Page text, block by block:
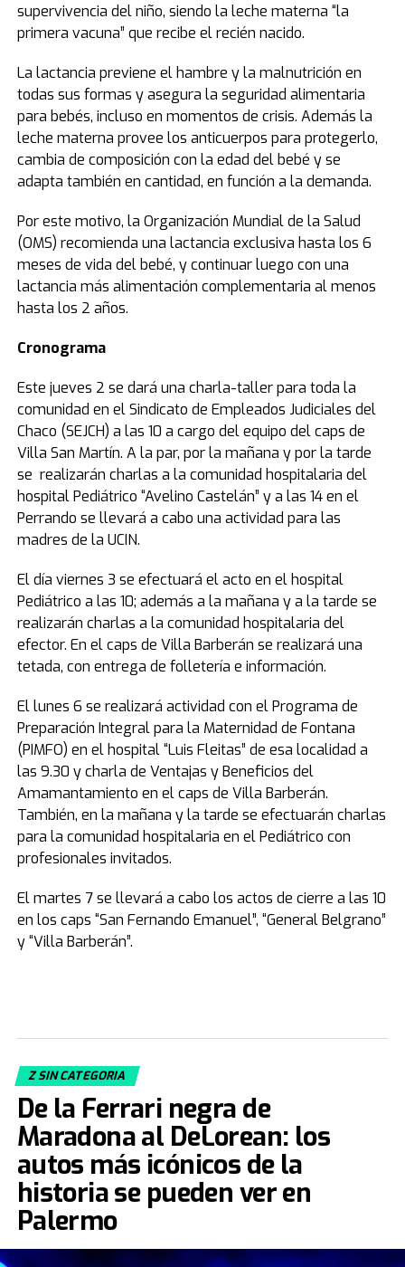
supervivencia del niño, siendo la leche materna “la
primera vacuna” que recibe el recién nacido.
La lactancia previene el hambre y la malnutrición en
todas sus formas y asegura la seguridad alimentaria
para bebés, incluso en momentos de crisis. Además la
leche materna provee los anticuerpos para protegerlo,
cambia de composición con la edad del bebé y se
adapta también en cantidad, en función a la demanda.
Por este motivo, la Organización Mundial de la Salud
(OMS) recomienda una lactancia exclusiva hasta los 6
meses de vida del bebé, y continuar luego con una
lactancia más alimentación complementaria al menos
hasta los 2 años.
Cronograma
Este jueves 2 se dará una charla-taller para toda la
comunidad en el Sindicato de Empleados Judiciales del
Chaco (SEJCH) a las 10 a cargo del equipo del caps de
Villa San Martín. A la par, por la mañana y por la tarde
se realizarán charlas a la comunidad hospitalaria del
hospital Pediátrico “Avelino Castelán” y a las 14 en el
Perrando se llevará a cabo una actividad para las
madres de la UCIN.
El día viernes 3 se efectuará el acto en el hospital
Pediátrico a las 10; además a la mañana y a la tarde se
realizarán charlas a la comunidad hospitalaria del
efector. En el caps de Villa Barberán se realizará una
tetada, con entrega de folletería e información.
El lunes 6 se realizará actividad con el Programa de
Preparación Integral para la Maternidad de Fontana
(PIMFO) en el hospital “Luis Fleitas” de esa localidad a
las 9.30 y charla de Ventajas y Beneficios del
Amamantamiento en el caps de Villa Barberán.
También, en la mañana y la tarde se efectuarán charlas
para la comunidad hospitalaria en el Pediátrico con
profesionales invitados.
El martes 7 se llevará a cabo los actos de cierre a las 10
en los caps “San Fernando Emanuel”, “General Belgrano”
y “Villa Barberán”.
Z SIN CATEGORIA
De la Ferrari negra de
Maradona al DeLorean: los
autos más icónicos de la
historia se pueden ver en
Palermo